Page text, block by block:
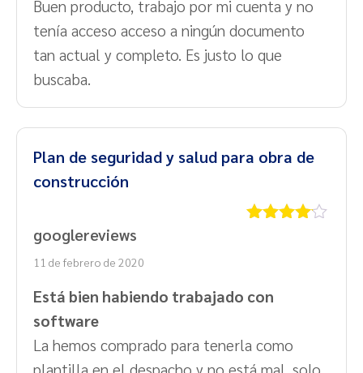
Buen producto, trabajo por mi cuenta y no
tenía acceso acceso a ningún documento
tan actual y completo. Es justo lo que
buscaba.
Plan de seguridad y salud para obra de
construcción
googlereviews
11 de febrero de 2020
Está bien habiendo trabajado con
software
La hemos comprado para tenerla como
plantilla en el despacho y no está mal, solo